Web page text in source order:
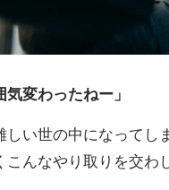
気変わったねー」
しい世の中になってし
んなやり取りを交わ